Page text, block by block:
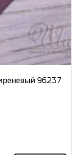
96237